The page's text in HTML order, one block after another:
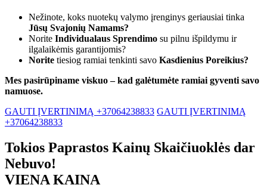
Nežinote, koks nuotekų valymo įrenginys geriausiai tinka
Jūsų Svajonių Namams?
Norite Individualaus Sprendimo su pilnu išpildymu ir
ilgalaikėmis garantijomis?
Norite tiesiog ramiai tenkinti savo Kasdienius Poreikius?
Mes pasirūpiname viskuo – kad galėtumėte ramiai gyventi savo
namuose.
GAUTI ĮVERTINIMĄ +37064238833 GAUTI ĮVERTINIMĄ
+37064238833
Tokios Paprastos Kainų Skaičiuoklės dar
Nebuvo!
VIENA KAINA